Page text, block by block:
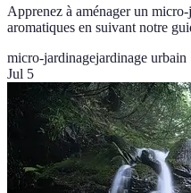
Apprenez à aménager un
aromatiques en suivant notre
micro-jardinagejardinage urbain
Jul 5